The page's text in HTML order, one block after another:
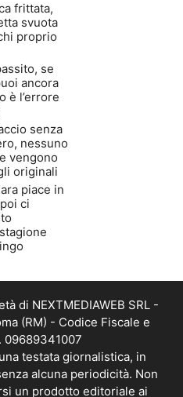
frittata,
svuota
proprio
se
ancora
è l’errore
senza
nessuno
vengono
originali
piace in
ci
di NEXTMEDIAWEB SRL -
(RM) - Codice Fiscale e
09689341007
testata giornalistica, in
alcuna periodicità. Non
un prodotto editoriale ai